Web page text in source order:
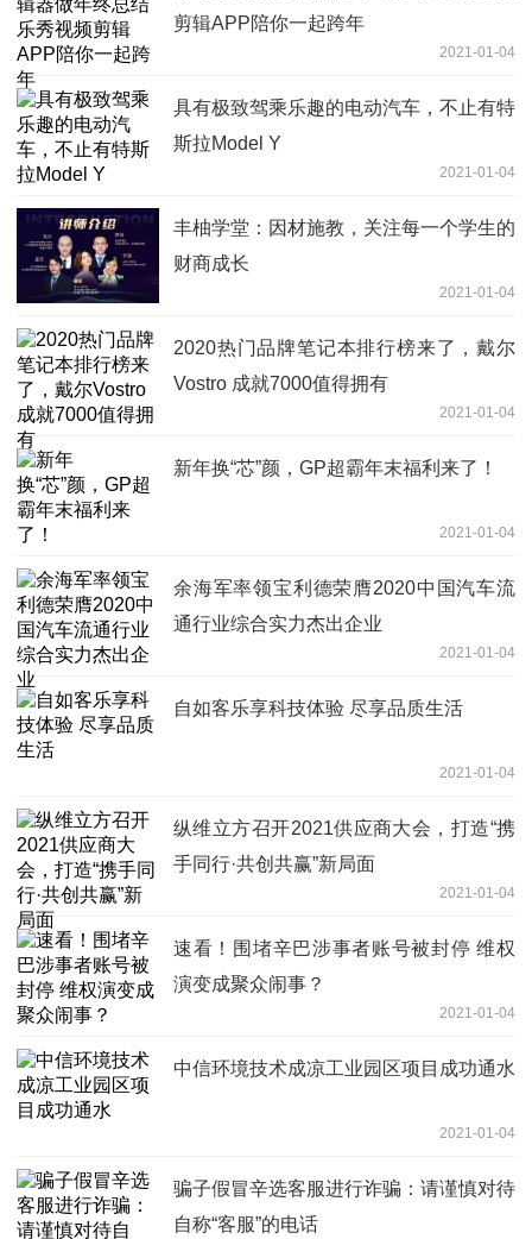
剪辑APP陪你一起跨年
2021-01-04
具有极致驾乘乐趣的电动汽车，不止有特
斯拉Model Y
2021-01-04
丰柚学堂：因材施教，关注每一个学生的
财商成长
2021-01-04
2020热门品牌笔记本排行榜来了，戴尔
Vostro 成就7000值得拥有
2021-01-04
新年换“芯”颜，GP超霸年末福利来了！
2021-01-04
余海军率领宝利德荣膺2020中国汽车流
通行业综合实力杰出企业
2021-01-04
自如客乐享科技体验 尽享品质生活
2021-01-04
纵维立方召开2021供应商大会，打造“携
手同行·共创共赢”新局面
2021-01-04
速看！围堵辛巴涉事者账号被封停 维权
演变成聚众闹事？
2021-01-04
中信环境技术成凉工业园区项目成功通水
2021-01-04
骗子假冒辛选客服进行诈骗：请谨慎对待
自称“客服”的电话